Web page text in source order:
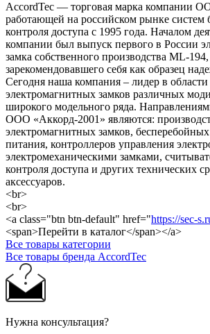
AccordTec — торговая марка компании
работающей на российском рынке систем
контроля доступа с 1995 года. Началом
компании был выпуск первого в России
замка собственного производства ML-194,
зарекомендовавшего себя как образец
Сегодня наша компания – лидер в области
электромагнитных замков различных
широкого модельного ряда.
ООО «Аккорд-2001» являются:
электромагнитных замков,
питания, контроллеров управления
электромеханическими замками,
контроля доступа и других технических
аксессуаров.
<br>
<br>
<a class="btn btn-default" href="https://sec-
<span>Перейти в каталог</span></a>
Все товары категории
Все товары бренда AccordTec
Нужна консультация?